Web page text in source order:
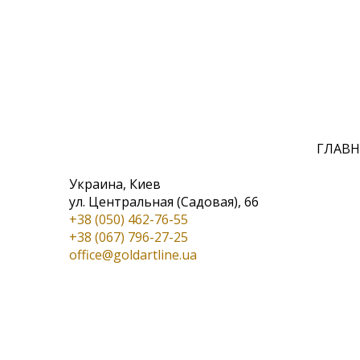
Украина, Киев
ул. Центральная (Садовая), 66
+38 (050) 462-76-55
+38 (067) 796-27-25
office@goldartline.ua